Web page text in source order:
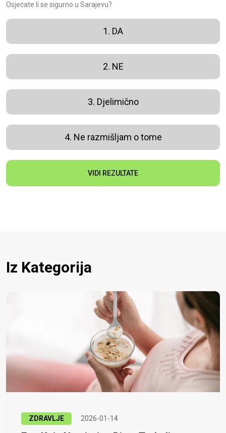
Osjećate li se sigurno u Sarajevu?
1. DA
2. NE
3. Djelimično
4. Ne razmišljam o tome
VIDI REZULTATE
Iz Kategorija
ZDRAVLJE 2026-01-14